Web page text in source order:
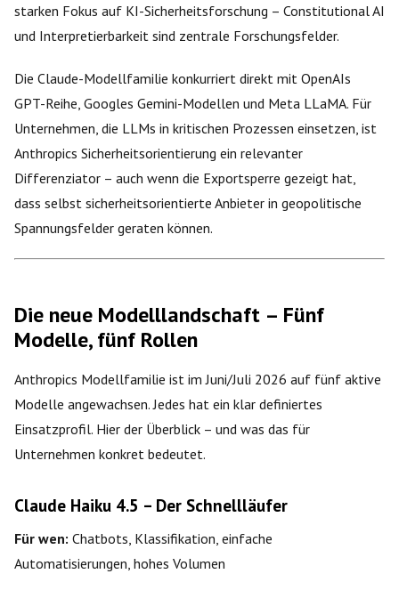
starken Fokus auf KI-Sicherheitsforschung – Constitutional AI
und Interpretierbarkeit sind zentrale Forschungsfelder.
Die Claude-Modellfamilie konkurriert direkt mit OpenAIs
GPT-Reihe, Googles Gemini-Modellen und Meta LLaMA. Für
Unternehmen, die LLMs in kritischen Prozessen einsetzen, ist
Anthropics Sicherheitsorientierung ein relevanter
Differenziator – auch wenn die Exportsperre gezeigt hat,
dass selbst sicherheitsorientierte Anbieter in geopolitische
Spannungsfelder geraten können.
Die neue Modelllandschaft – Fünf
Modelle, fünf Rollen
Anthropics Modellfamilie ist im Juni/Juli 2026 auf fünf aktive
Modelle angewachsen. Jedes hat ein klar definiertes
Einsatzprofil. Hier der Überblick – und was das für
Unternehmen konkret bedeutet.
Claude Haiku 4.5 – Der Schnellläufer
Für wen: Chatbots, Klassifikation, einfache
Automatisierungen, hohes Volumen